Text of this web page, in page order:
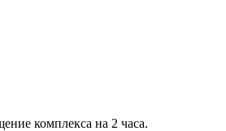
комплекса на 2 часа.